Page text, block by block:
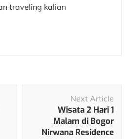
traveling kalian
Next Article
Wisata 2 Hari 1
Malam di Bogor
Nirwana Residence